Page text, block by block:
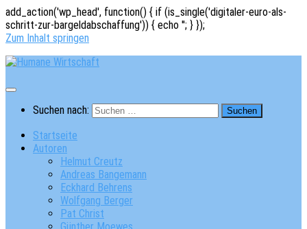
add_action('wp_head', function() { if (is_single('digitaler-euro-als-
schritt-zur-bargeldabschaffung')) { echo ''; } });
Zum Inhalt springen
Suchen nach:
Startseite
Autoren
Helmut Creutz
Andreas Bangemann
Eckhard Behrens
Wolfgang Berger
Pat Christ